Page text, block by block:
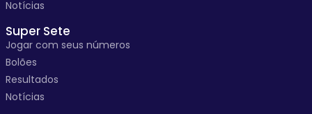
Notícias
Super Sete
Jogar com seus números
Bolões
Resultados
Notícias